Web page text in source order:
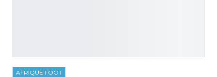
AFRIQUE FOOT